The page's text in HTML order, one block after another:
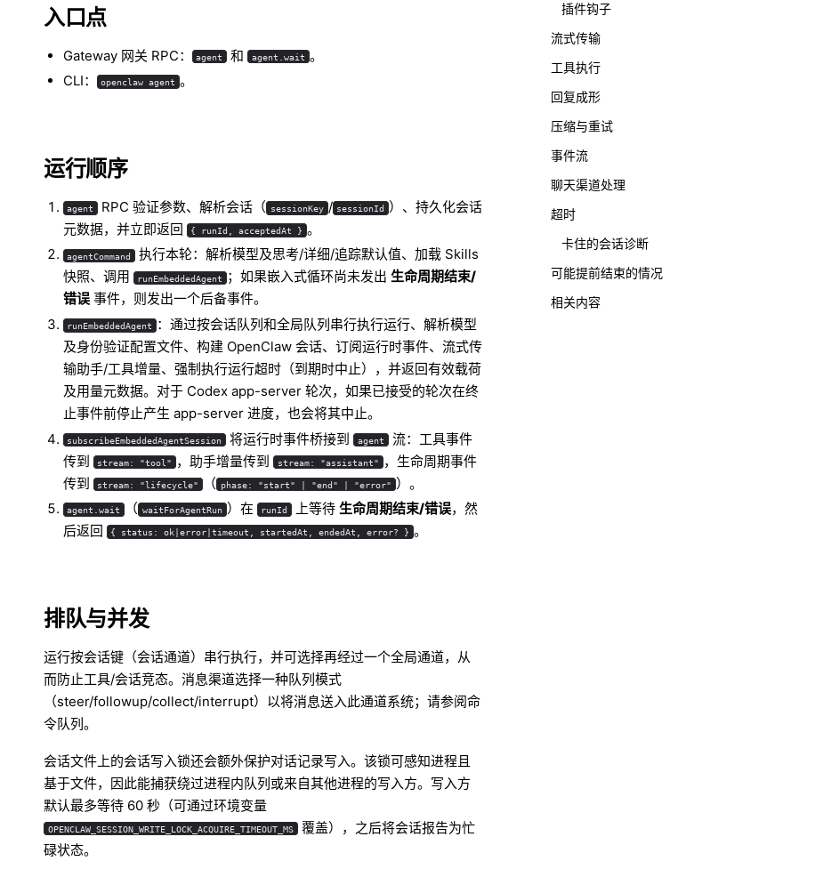
入口点
Gateway 网关 RPC： agent 和 agent.wait 。
CLI：
openclaw agent 。
运行顺序
agent RPC 验证参数、解析会话（ sessionKey / sessionId ）、持久化会话
元数据，并立即返回
{ runId, acceptedAt } 。
agentCommand
执行本轮：解析模型及思考/详细/追踪默认值、加载 Skills
快照、调用
runEmbeddedAgent ；如果嵌入式循环尚未发出生命周期结束/
错误事件，则发出一个后备事件。
runEmbeddedAgent
：通过按会话队列和全局队列串行执行运行、解析模型
及身份验证配置文件、构建 OpenClaw 会话、订阅运行时事件、流式传
输助手/工具增量、强制执行运行超时（到期时中止），并返回有效载荷
及用量元数据。对于 Codex app-server 轮次，如果已接受的轮次在终
止事件前停止产生 app-server 进度，也会将其中止。
subscribeEmbeddedAgentSession 将运行时事件桥接到 agent 流：工具事件
传到
stream: "tool" ，助手增量传到 stream: "assistant" ，生命周期事件
传到
stream: "lifecycle" （ phase: "start" | "end" | "error" ）。
agent.wait （ waitForAgentRun ）在 runId 上等待生命周期结束/错误，然
后返回
{ status: ok|error|timeout, startedAt, endedAt, error? } 。
排队与并发
运行按会话键（会话通道）串行执行，并可选择再经过一个全局通道，从
而防止工具/会话竞态。消息渠道选择一种队列模式
（steer/followup/collect/interrupt）以将消息送入此通道系统；请参阅命
令队列。
会话文件上的会话写入锁还会额外保护对话记录写入。该锁可感知进程且
基于文件，因此能捕获绕过进程内队列或来自其他进程的写入方。写入方
默认最多等待 60 秒（可通过环境变量
OPENCLAW_SESSION_WRITE_LOCK_ACQUIRE_TIMEOUT_MS 覆盖），之后将会话报告为忙
碌状态。
插件钩子
流式传输
工具执行
回复成形
压缩与重试
事件流
聊天渠道处理
超时
卡住的会话诊断
可能提前结束的情况
相关内容